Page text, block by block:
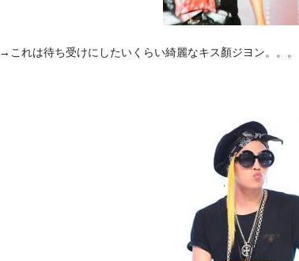
→これは待ち受けにしたいくらい綺麗なキス顏ジヨン。。。